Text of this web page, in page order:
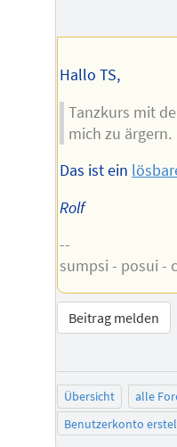
Hallo TS,
Tanzkurs mit
mich zu ärgern.
Das ist ein
Rolf
--
sumpsi - posui -
Beitrag melden
Übersicht alle
Benutzerkonto